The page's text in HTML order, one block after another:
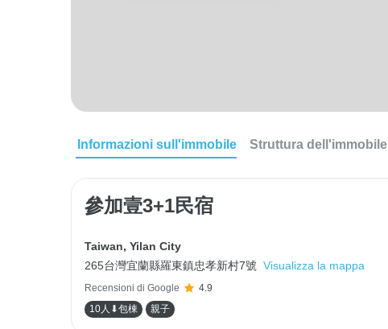
Informazioni sull'immobile Struttura dell'immobile
參加壹3+1民宿
Taiwan, Yilan City
265台灣宜蘭縣羅東鎮忠孝新村7號 Visualizza la mappa
Recensioni di Google
4.9
10人⬇包棟
親子